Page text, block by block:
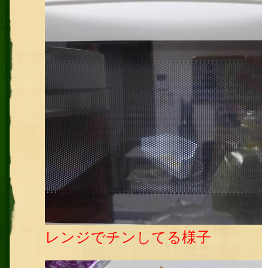
レンジでチンしてる様子